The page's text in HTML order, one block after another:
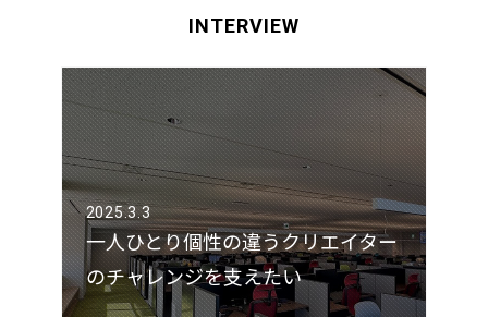
INTERVIEW
2025.3.3
一人ひとり個性の違うクリエイター
のチャレンジを支えたい